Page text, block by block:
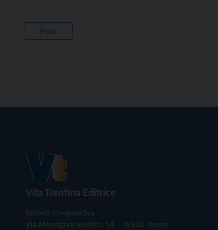
Vita Trentina Editrice
Società Cooperativa
Via Monsignor Endrici, 14 – 38122 Trento